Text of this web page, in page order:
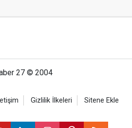
27 © 2004
Gizlilik İlkeleri Sitene Ekle